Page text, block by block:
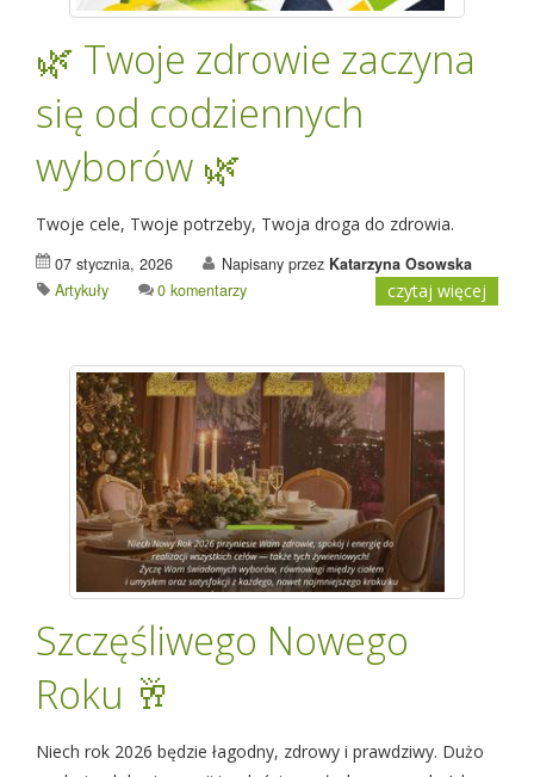
🌿 Twoje zdrowie zaczyna
się od codziennych
wyborów 🌿
Twoje cele, Twoje potrzeby, Twoja droga do zdrowia.
07 stycznia, 2026 Napisany przez Katarzyna Osowska
Artykuły
0 komentarzy czytaj więcej
Szczęśliwego Nowego
Roku 🥂
Niech rok 2026 będzie łagodny, zdrowy i prawdziwy. Dużo